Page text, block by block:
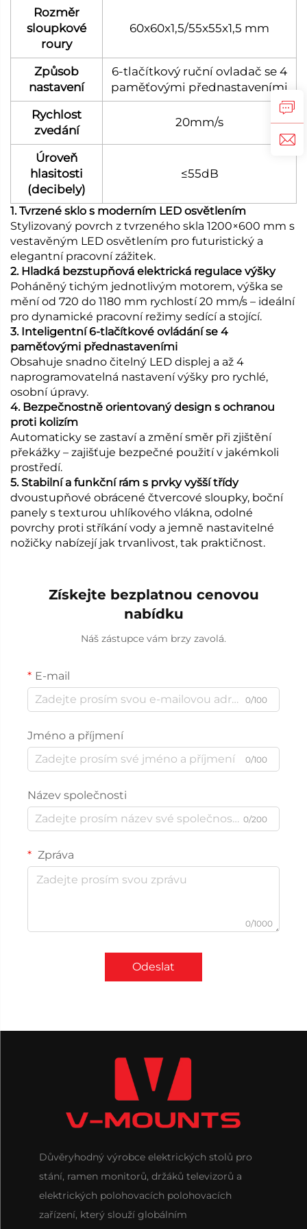
Rozměr
sloupkové
roury
60x60x1,5/55x55x1,5 mm
Způsob
nastavení
6-tlačítkový ruční ovladač se 4
paměťovými přednastaveními
Rychlost
zvedání
20mm/s
Úroveň
hlasitosti
(decibely)
≤55dB
1. Tvrzené sklo s moderním LED osvětlením
Stylizovaný povrch z tvrzeného skla 1200×600 mm s
vestavěným LED osvětlením pro futuristický a
elegantní pracovní zážitek.
2. Hladká bezstupňová elektrická regulace výšky
Poháněný tichým jednotlivým motorem, výška se
mění od 720 do 1180 mm rychlostí 20 mm/s – ideální
pro dynamické pracovní režimy sedící a stojící.
3. Inteligentní 6-tlačítkové ovládání se 4
paměťovými přednastaveními
Obsahuje snadno čitelný LED displej a až 4
naprogramovatelná nastavení výšky pro rychlé,
osobní úpravy.
4. Bezpečnostně orientovaný design s ochranou
proti kolizím
Automaticky se zastaví a změní směr při zjištění
překážky – zajišťuje bezpečné použití v jakémkoli
prostředí.
5. Stabilní a funkční rám s prvky vyšší třídy
dvoustupňové obrácené čtvercové sloupky, boční
panely s texturou uhlíkového vlákna, odolné
povrchy proti stříkání vody a jemně nastavitelné
nožičky nabízejí jak trvanlivost, tak praktičnost.
Získejte bezplatnou cenovou
nabídku
Náš zástupce vám brzy zavolá.
E-mail
0/100
Jméno a příjmení
0/100
Název společnosti
0/200
Zpráva
0/1000
Odeslat
Důvěryhodný výrobce elektrických stolů pro
stání, ramen monitorů, držáků televizorů a
elektrických polohovacích polohovacích
zařízení, který slouží globálním